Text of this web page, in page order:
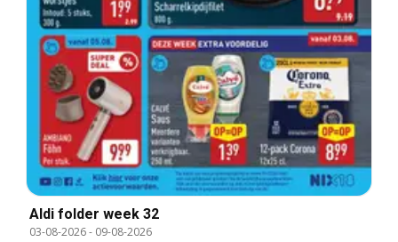
Aldi folder week 32
03-08-2026- 09-08-2026